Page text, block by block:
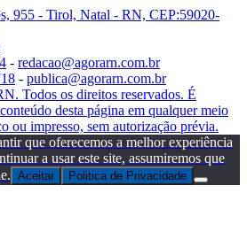
955 - Tirol, Natal - RN, CEP:59020-
- redacao@agorarn.com.br
- publica@agorarn.com.br
Todos os direitos reservados. É
desta página em qualquer meio
ou impresso, sem autorização prévia.
que oferecemos a melhor experiência
a usar este site, assumiremos que
Aceitar Politica de Privacidade